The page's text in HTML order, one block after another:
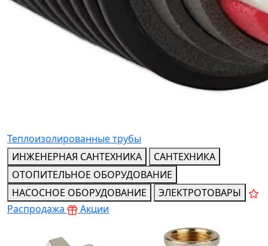
Теплоизолированные трубы
ИНЖЕНЕРНАЯ САНТЕХНИКА
САНТЕХНИКА
ОТОПИТЕЛЬНОЕ ОБОРУДОВАНИЕ
НАСОСНОЕ ОБОРУДОВАНИЕ
ЭЛЕКТРОТОВАРЫ
Распродажа
Акции